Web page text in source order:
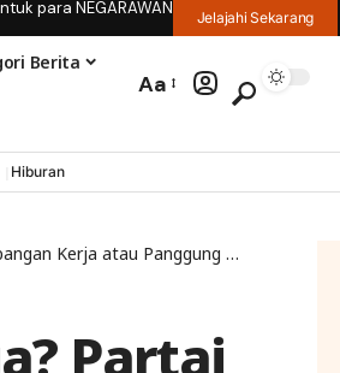
para NEGARAWAN Jelajahi Sekarang
Berita
Aa
Hiburan
atau Panggung Pameran?
Partai